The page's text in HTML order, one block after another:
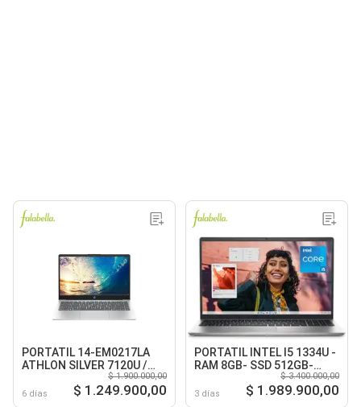
PORTATIL 14-EM0217LA
ATHLON SILVER 7120U /
8GB / 512 GB / 14
6 días
$ 1.900.000,00
$ 1.249.900,00
PORTATIL INTEL I5 1334U -
RAM 8GB- SSD 512GB-
FULL HD PLATINUM SILVER
3 días
$ 3.400.000,00
$ 1.989.900,00